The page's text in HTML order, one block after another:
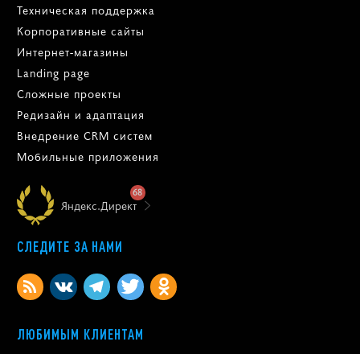
Техническая поддержка
Корпоративные сайты
Интернет-магазины
Landing page
Сложные проекты
Редизайн и адаптация
Внедрение CRM систем
Мобильные приложения
Яндекс.Директ
68
СЛЕДИТЕ ЗА НАМИ
ЛЮБИМЫМ КЛИЕНТАМ